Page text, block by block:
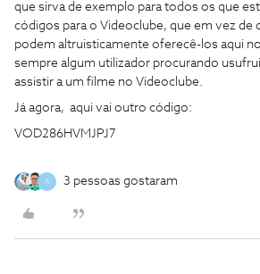
que sirva de exemplo para todos os que
códigos para o Videoclube, que em vez de
podem altruisticamente oferecê-los aqui
sempre algum utilizador procurando
assistir a um filme no Videoclube.
Já agora, aqui vai outro código:
VOD286HVMJPJ7
A 3 pessoas gostaram